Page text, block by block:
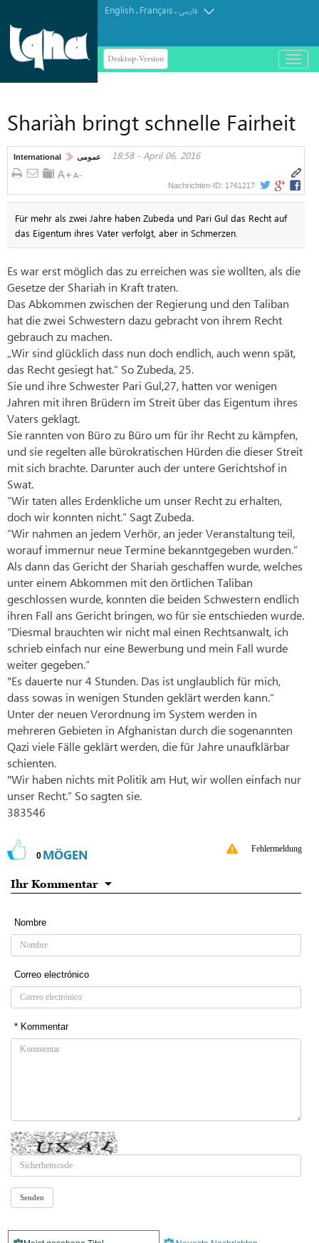
English. Français.فارسی
Desktop-Version
باز
و
منوShari`ah bringt schnelle Fairheit
International عمومی 18:58 - April 06, 2016
Nachrichten-ID: 1761217
Für mehr als zwei Jahre haben Zubeda und Pari Gul das Recht auf
das Eigentum ihres Vater verfolgt, aber in Schmerzen.
Es war erst möglich das zu erreichen was sie wollten, als die
Gesetze der Shariah in Kraft traten.
Das Abkommen zwischen der Regierung und den Taliban
hat die zwei Schwestern dazu gebracht von ihrem Recht
gebrauch zu machen.
„Wir sind glücklich dass nun doch endlich, auch wenn spät,
das Recht gesiegt hat.“ So ´Zubeda, 25.
Sie und ihre Schwester Pari Gul,27, hatten vor wenigen
Jahren mit ihren Brüdern im Streit über das Eigentum ihres
Vaters geklagt.
Sie rannten von Büro zu Büro um für ihr Recht zu kämpfen,
und sie regelten alle bürokratischen Hürden die dieser Streit
mit sich brachte. Darunter auch der untere Gerichtshof in
Swat.
“Wir taten alles Erdenkliche um unser Recht zu erhalten,
doch wir konnten nicht.” Sagt Zubeda.
“Wir nahmen an jedem Verhör, an jeder Veranstaltung teil,
worauf immernur neue Termine bekanntgegeben wurden.”
Als dann das Gericht der Shariah geschaffen wurde, welches
unter einem Abkommen mit den örtlichen Taliban
geschlossen wurde, konnten die beiden Schwestern endlich
ihren Fall ans Gericht bringen, wo für sie entschieden wurde.
“Diesmal brauchten wir nicht mal einen Rechtsanwalt, ich
schrieb einfach nur eine Bewerbung und mein Fall wurde
weiter gegeben.”
"Es dauerte nur 4 Stunden. Das ist unglaublich für mich,
dass sowas in wenigen Stunden geklärt werden kann.“
Unter der neuen Verordnung im System werden in
mehreren Gebieten in Afghanistan durch die sogenannten
Qazi viele Fälle geklärt werden, die für Jahre unaufklärbar
schienten.
"Wir haben nichts mit Politik am Hut, wir wollen einfach nur
unser Recht.” So sagten sie.
383546
0 MÖGEN Fehlermeldung
Ihr Kommentar
Nombre
Correo electrónico
* Kommentar